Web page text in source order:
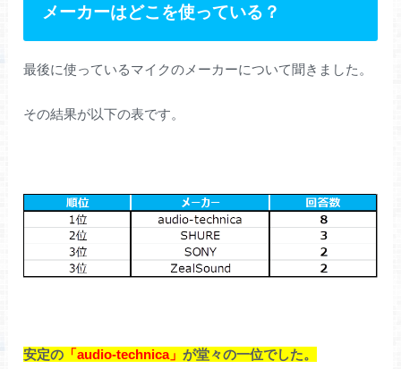
メーカーはどこを使っている？
最後に使っているマイクのメーカーについて聞きました。
その結果が以下の表です。
安定の 「audio-technica」が堂々の一位でした。